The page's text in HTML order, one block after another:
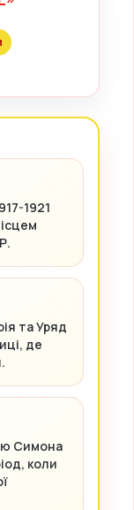
1921
та Уряд
де
Симона
коли